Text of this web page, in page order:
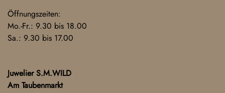
Öffnungszeiten:
Mo.-Fr.: 9.30 bis 18.00
Sa.: 9.30 bis 17.00
Juwelier S.M.WILD
Am Taubenmarkt